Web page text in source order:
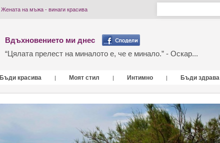
Жената на мъжа - винаги красива
Вдъхновението ми днес
“Цялата прелест на миналото е, че е минало.” - Оскар...
Бъди красива | Моят стил | Интимно | Бъди здрава